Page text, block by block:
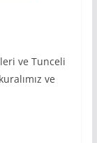
ve Tunceli
ve